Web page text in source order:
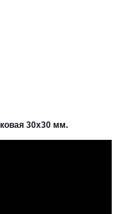
30х30 мм.